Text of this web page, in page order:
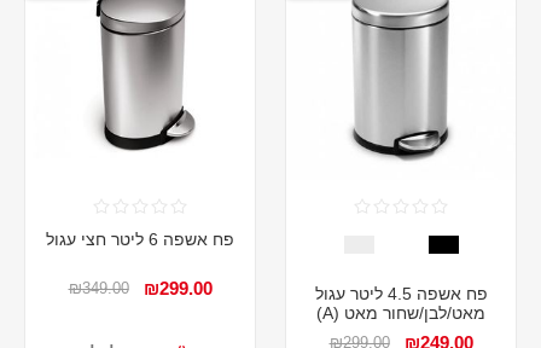
פח אשפה 4.5 ליטר עגול
מאט/לבן/שחור מאט (A)
₪249.00
₪299.00
פח אשפה 6 ליטר חצי עגול
₪299.00
₪349.00